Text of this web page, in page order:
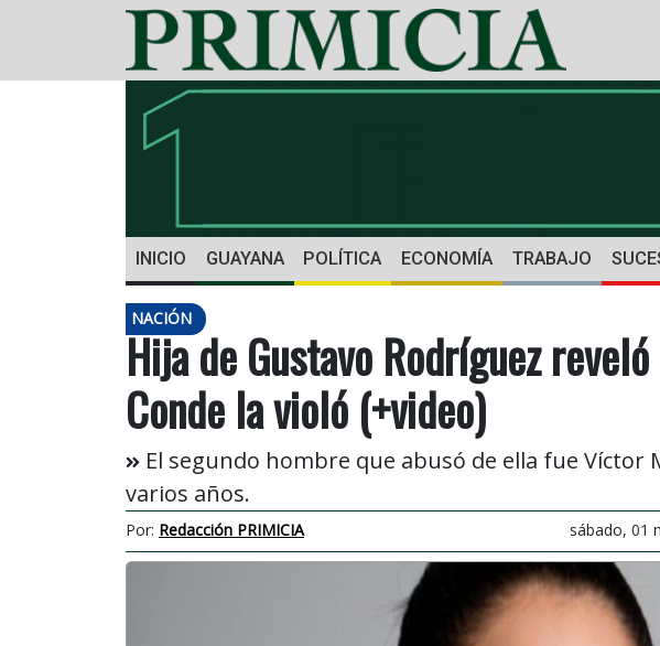
INICIO GUAYANA POLÍTICA ECONOMÍA TRABAJO
NACIÓN
Hija de Gustavo Rodríguez reveló
Conde la violó (+video)
El segundo hombre que abusó de ella fue Víctor
varios años.
Por: Redacción PRIMICIA sábado, 01